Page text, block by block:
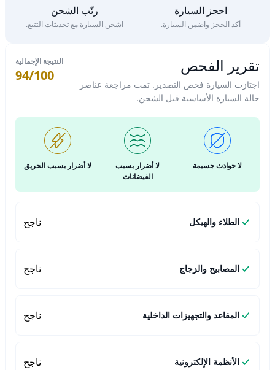
احجز السيارة
أكد الحجز واضمن السيارة.
رتّب الشحن
اشحن السيارة مع تحديثات التتبع.
تقرير الفحص
اجتازت السيارة فحص التصدير. تمت مراجعة عناصر
حالة السيارة الأساسية قبل الشحن.
النتيجة الإجمالية
94/100
لا حوادث جسيمة
لا أضرار بسبب
الفيضانات
لا أضرار بسبب الحريق
الطلاء والهيكل ناجح
المصابيح والزجاج ناجح
المقاعد والتجهيزات الداخلية ناجح
الأنظمة الإلكترونية ناجح